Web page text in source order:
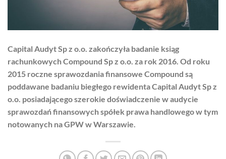
Capital Audyt Sp z o.o. zakończyła badanie ksiąg
rachunkowych Compound Sp z o.o. za rok 2016. Od roku
2015 roczne sprawozdania finansowe Compound są
poddawane badaniu biegłego rewidenta Capital Audyt Sp z
o.o. posiadającego szerokie doświadczenie w audycie
sprawozdań finansowych spółek prawa handlowego w tym
notowanych na GPW w Warszawie.